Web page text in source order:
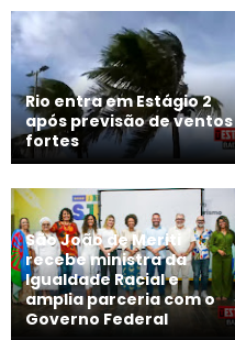
Rio entra em Estágio 2
após previsão de ventos
fortes
São João de Meriti
recebe ministra da
Igualdade Racial e
amplia parceria com o
Governo Federal